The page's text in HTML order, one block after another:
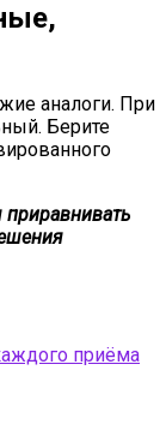
аналоги. При
Берите
приравнивать
приёма